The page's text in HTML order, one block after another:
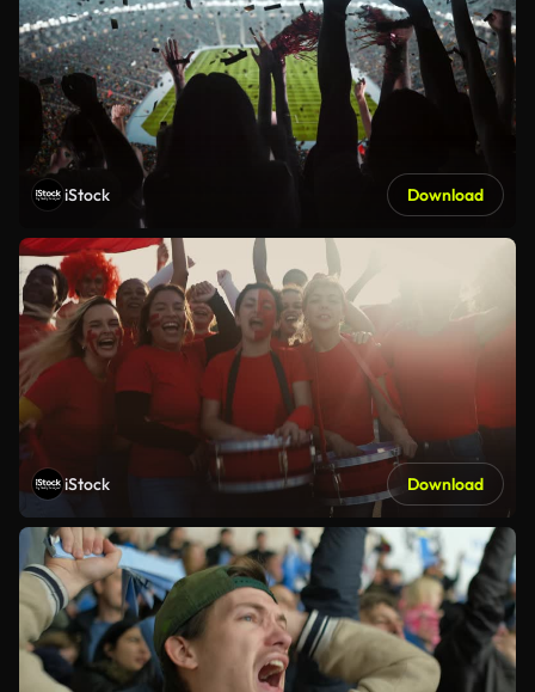
iStock Download
iStock Download